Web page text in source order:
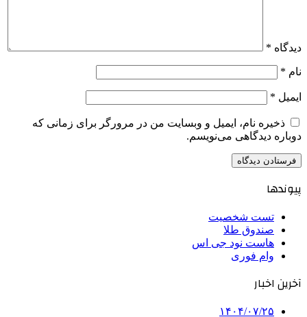
دیدگاه *
نام *
ایمیل *
ذخیره نام، ایمیل و وبسایت من در مرورگر برای زمانی که
دوباره دیدگاهی می‌نویسم.
پیوندها
تست شخصیت
صندوق طلا
هاست نود جی اس
وام فوری
آخرین اخبار
۱۴۰۴/۰۷/۲۵